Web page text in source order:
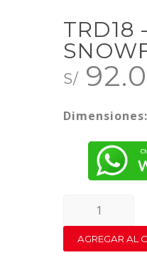
TRD18
S/
Dimensiones:
TRD18
–
SNOWFLAKES
AGREGAR AL